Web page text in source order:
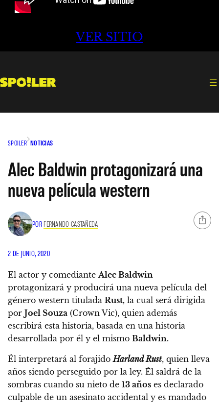
VER SITIO
SPOILER NOTICIAS
Alec Baldwin protagonizará una
nueva película western
POR FERNANDO CASTAÑEDA
2 DE JUNIO, 2020
El actor y comediante Alec Baldwin
protagonizará y producirá una nueva película del
género western titulada Rust, la cual será dirigida
por Joel Souza (Crown Vic), quien además
escribirá esta historia, basada en una historia
desarrollada por él y el mismo Baldwin.
Él interpretará al forajidoHarland Rust, quien lleva
años siendo perseguido por la ley. Él saldrá de la
sombras cuando su nieto de 13 años es declarado
culpable de un asesinato accidental y es mandado